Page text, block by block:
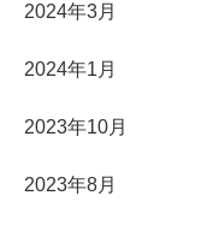
2024年3月
2024年1月
2023年10月
2023年8月